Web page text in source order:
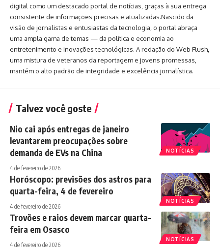
digital como um destacado portal de notícias, graças à sua entrega
consistente de informações precisas e atualizadas.Nascido da
visão de jornalistas e entusiastas da tecnologia, o portal abraça
uma ampla gama de temas — da política e economia ao
entretenimento e inovações tecnológicas. A redação do Web Flush,
uma mistura de veteranos da reportagem e jovens promessas,
mantém o alto padrão de integridade e excelência jornalística.
Talvez você goste
NOTÍCIAS
Nio cai após entregas de janeiro
levantarem preocupações sobre
demanda de EVs na China
4 de fevereiro de 2026
NOTÍCIAS
Horóscopo: previsões dos astros para
quarta-feira, 4 de fevereiro
4 de fevereiro de 2026
NOTÍCIAS
Trovões e raios devem marcar quarta-
feira em Osasco
4 de fevereiro de 2026